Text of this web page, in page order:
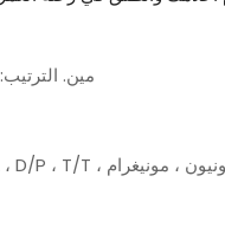
مين. الترتيب: 1 مجموعة